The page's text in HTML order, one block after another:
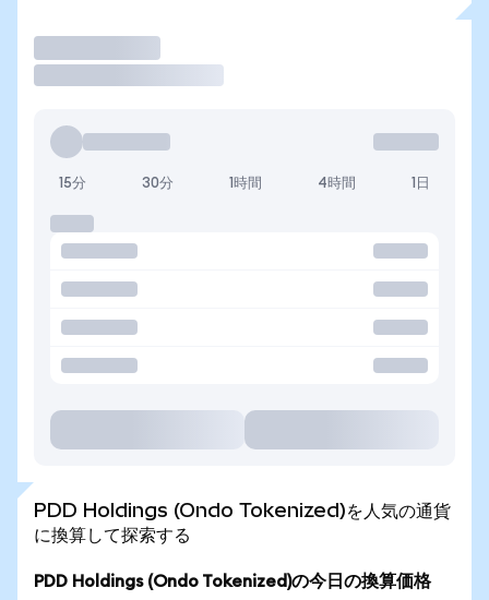
15分 30分 1時間 4時間 1日
PDD Holdings (Ondo Tokenized)を人気の通貨
に換算して探索する
PDD Holdings (Ondo Tokenized)の今日の換算価格